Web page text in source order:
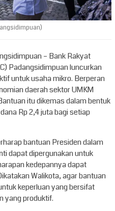
– Bank Rakyat
Padangsidimpuan luncurkan
untuk usaha mikro. Berperan
daerah sektor UMKM
itu dikemas dalam bentuk
Rp 2,4 juta bagi setiap
bantuan Presiden dalam
dapat dipergunakan untuk
kedepannya dapat
Walikota, agar bantuan
keperluan yang bersifat
yang produktif.